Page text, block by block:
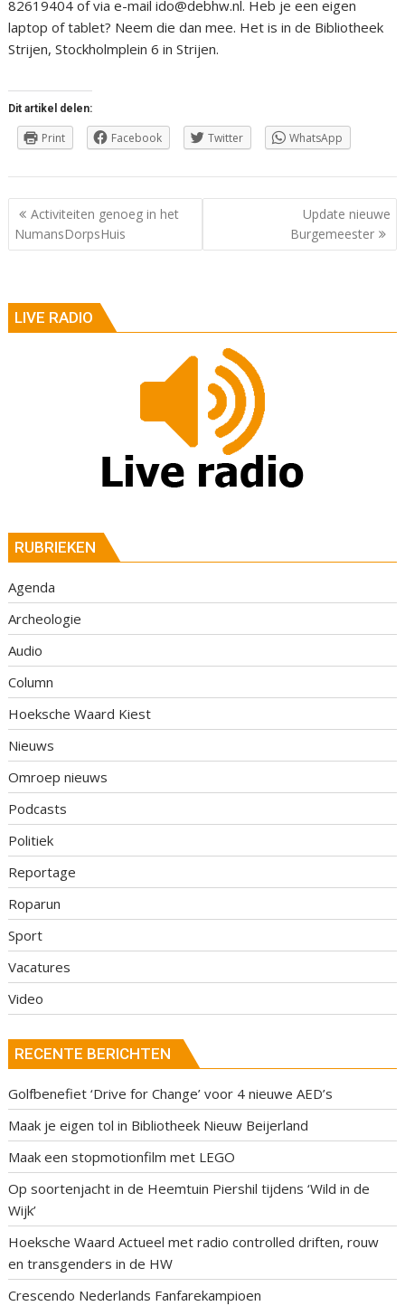
82619404 of via e-mail ido@debhw.nl. Heb je een eigen
laptop of tablet? Neem die dan mee. Het is in de Bibliotheek
Strijen, Stockholmplein 6 in Strijen.
Dit artikel delen:
Print Facebook Twitter WhatsApp
Berichtnavigatie
Activiteiten genoeg in het
NumansDorpsHuis
Update nieuwe
Burgemeester
LIVE RADIO
RUBRIEKEN
Agenda
Archeologie
Audio
Column
Hoeksche Waard Kiest
Nieuws
Omroep nieuws
Podcasts
Politiek
Reportage
Roparun
Sport
Vacatures
Video
RECENTE BERICHTEN
Golfbenefiet ‘Drive for Change’ voor 4 nieuwe AED’s
Maak je eigen tol in Bibliotheek Nieuw Beijerland
Maak een stopmotionfilm met LEGO
Op soortenjacht in de Heemtuin Piershil tijdens ‘Wild in de
Wijk’
Hoeksche Waard Actueel met radio controlled driften, rouw
en transgenders in de HW
Crescendo Nederlands Fanfarekampioen